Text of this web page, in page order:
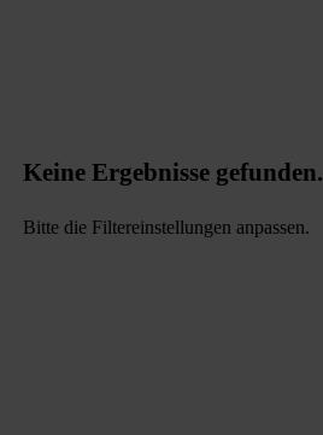
Keine Ergebnisse gefunden.
Bitte die Filtereinstellungen anpassen.